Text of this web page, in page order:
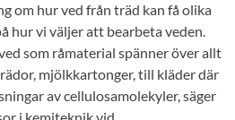
om hur ved från träd kan få olika
hur vi väljer att bearbeta veden.
som råmaterial spänner över allt
mjölkkartonger, till kläder där
av cellulosamolekyler, säger